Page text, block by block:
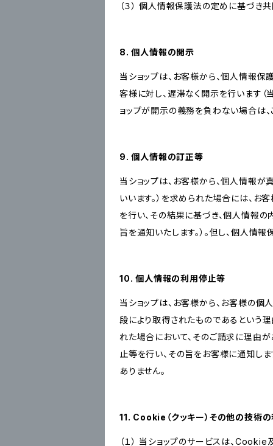
（３） 個人情報保護法の定めに基づき
8. 個人情報の開示
当ショップは、お客様から、個人情報
客様に対し、遅滞なく開示を行います（
ョップが開示の義務を負わない場合は、
9. 個人情報の訂正等
当ショップは、お客様から、個人情報
いいます。）を求められた場合には、
を行い、その結果に基づき、個人情報
旨を通知いたします。）。但し、個人情
10. 個人情報の利用停止等
当ショップは、お客様から、お客様の
段により取得されたものであるという
れた場合において、そのご請求に理由
止等を行い、その旨をお客様に通知し
ありません。
11. Cookie（クッキー）その他の技術
（１） 当ショップのサービスは、